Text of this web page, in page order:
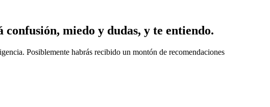
miedo y dudas, y te entiendo.
Posiblemente habrás recibido un montón de recomendaciones